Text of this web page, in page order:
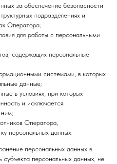
за обеспечение безопасности
подразделениях и
Оператора;
для работы с персональными
содержащих персональные
системами, в которых
данные;
в условиях, при которых
и исключается
Оператора,
персональных данных.
персональных данных в
персональных данных, не